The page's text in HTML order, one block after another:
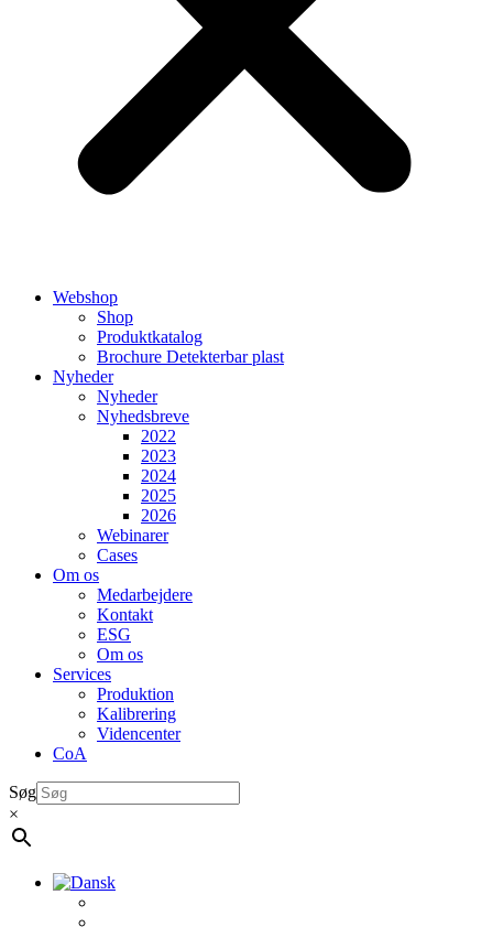
Webshop
Shop
Produktkatalog
Brochure Detekterbar plast
Nyheder
Nyheder
Nyhedsbreve
2022
2023
2024
2025
2026
Webinarer
Cases
Om os
Medarbejdere
Kontakt
ESG
Om os
Services
Produktion
Kalibrering
Videncenter
CoA
Søg
×